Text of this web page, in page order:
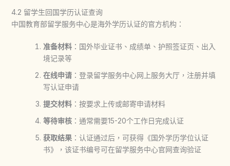
4.2 留学生回国学历认证查询
中国教育部留学服务中心是海外学历认证的官方机构：
准备材料：国外毕业证书、成绩单、护照签证页、出入
境记录等
在线申请：登录留学服务中心网上服务大厅，注册并填
写认证申请
提交材料：按要求上传或邮寄申请材料
等待审核：通常需要15-20个工作日完成认证
获取结果：认证通过后，可获得《国外学历学位认证
书》，该证书编号可在留学服务中心官网查询验证